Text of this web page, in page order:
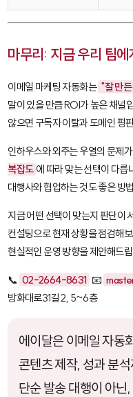
마무리: 지금 우리 팀
이메일 마케팅 자동화는 "잘 만
말이 있을 만큼 ROI가 높은 채널
않으면 구독자 이탈과 도메인 평
인하우스와 외주는 우열의 문제
복잡도 에 따라 맞는 선택이 다릅
대행사와 협업하는 것도 좋은 방
지금 어떤 선택이 맞는지 판단이
컨설팅으로 현재 상황을 점검해
현실적인 운영 방향을 제안해드
📞 02-2664-8631 📧
방화대로31길 2, 5~6층
에이달은 이메일 자동
콘텐츠 제작, 성과 분
단순 발송 대행이 아